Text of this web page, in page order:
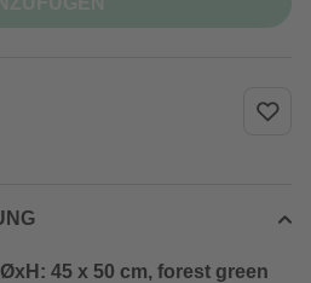
45 x 50 cm, forest green